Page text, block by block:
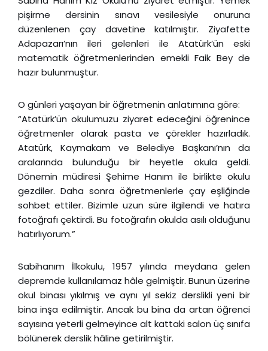
pişirme dersinin sınavı vesilesiyle onuruna
düzenlenen çay davetine katılmıştır. Ziyafette
Adapazarı’nın ileri gelenleri ile Atatürk’ün eski
matematik öğretmenlerinden emekli Faik Bey de
hazır bulunmuştur.
O günleri yaşayan bir öğretmenin anlatımına göre:
“Atatürk’ün okulumuzu ziyaret edeceğini öğrenince
öğretmenler olarak pasta ve çörekler hazırladık.
Atatürk, Kaymakam ve Belediye Başkanı’nın da
aralarında bulunduğu bir heyetle okula geldi.
Dönemin müdiresi Şehime Hanım ile birlikte okulu
gezdiler. Daha sonra öğretmenlerle çay eşliğinde
sohbet ettiler. Bizimle uzun süre ilgilendi ve hatıra
fotoğrafı çektirdi. Bu fotoğrafın okulda asılı olduğunu
hatırlıyorum.”
Sabihanım İlkokulu, 1957 yılında meydana gelen
depremde kullanılamaz hâle gelmiştir. Bunun üzerine
okul binası yıkılmış ve aynı yıl sekiz derslikli yeni bir
bina inşa edilmiştir. Ancak bu bina da artan öğrenci
sayısına yeterli gelmeyince alt kattaki salon üç sınıfa
bölünerek derslik hâline getirilmiştir.